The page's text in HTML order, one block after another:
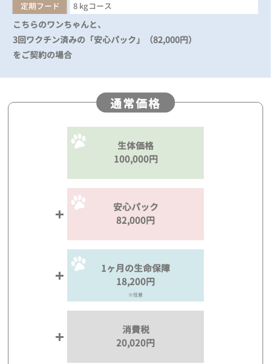
定期フード
8 kgコース
こちらのワンちゃんと、
3回ワクチン済みの「安心パック」（82,000円）
をご契約の場合
通常価格
生体価格
100,000円
安心パック
82,000円
1ヶ月の生命保障
18,200円
※任意
消費税
20,020円